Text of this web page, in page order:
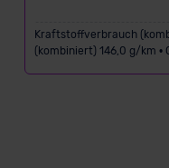
Kraftstoffverbrauch
(kombiniert) 146,0 g/km •